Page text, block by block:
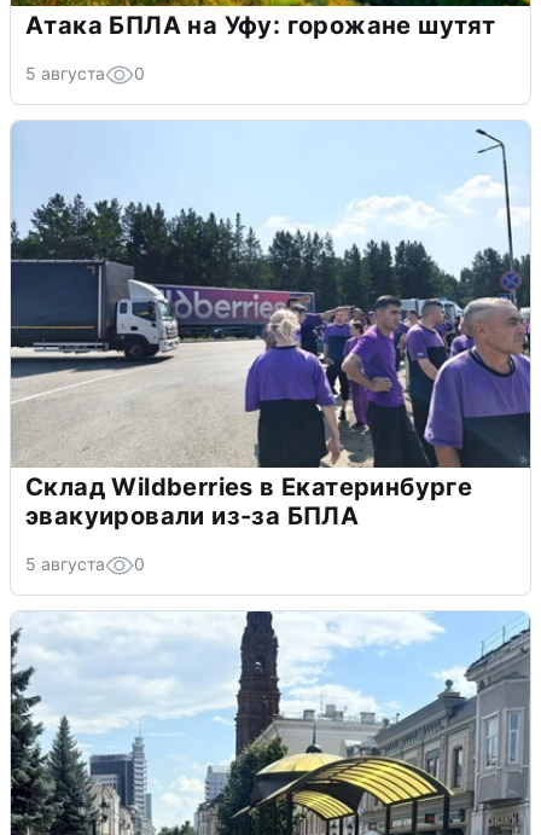
Атака БПЛА на Уфу: горожане шутят
5 августа 0
Склад Wildberries в Екатеринбурге
эвакуировали из-за БПЛА
5 августа 0